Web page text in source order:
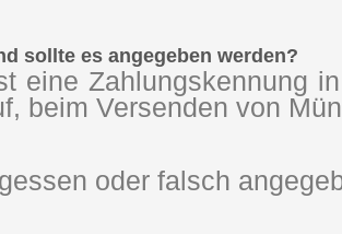
sollte es angegeben werden?
eine Zahlungskennung
beim Versenden von
oder falsch